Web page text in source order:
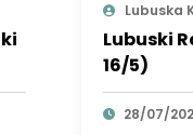
Lubuska
Lubuski
16/5)
28/07/